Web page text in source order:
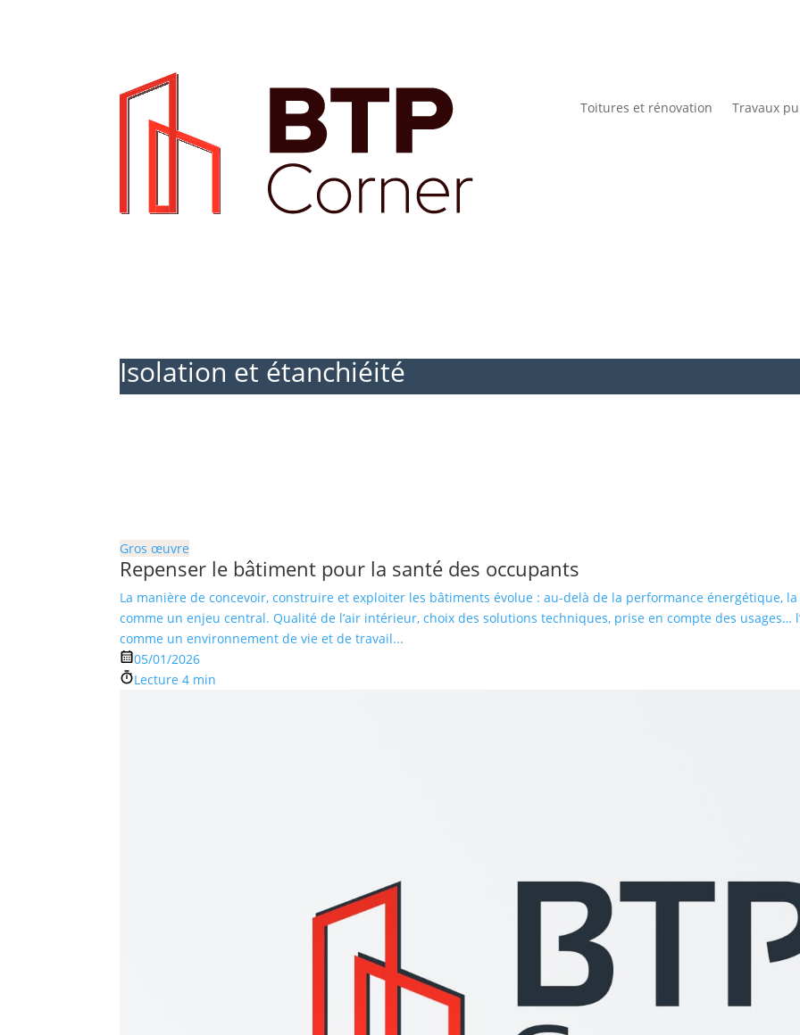
Toitures et rénovation Travaux
Isolation et étanchiéité
Gros œuvre
Repenser le bâtiment pour la santé des occupants
La manière de concevoir, construire et exploiter les bâtiments évolue : au-delà de la performance énergétique,
comme un enjeu central. Qualité de l’air intérieur, choix des solutions techniques, prise en compte des usages…
comme un environnement de vie et de travail...
05/01/2026
Lecture 4 min